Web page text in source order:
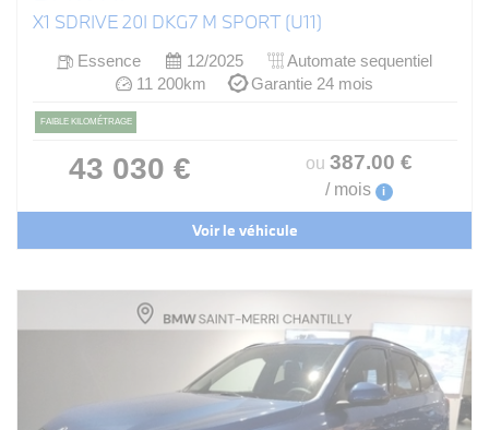
X1 SDRIVE 20I DKG7 M SPORT (U11)
Essence 12/2025
Automate sequentiel
11 200km
Garantie 24 mois
FAIBLE KILOMÉTRAGE
43 030 € ou 387.00 €
/ mois i
Voir le véhicule